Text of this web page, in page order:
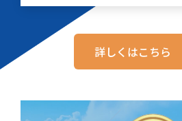
詳しくはこちら